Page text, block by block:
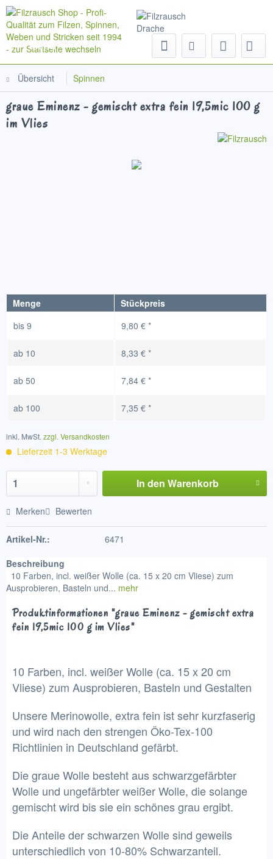
Menü
Übersicht Spinnen
graue Eminenz - gemischt extra fein 19,5mic 100 g
im Vlies
Menge
Stückpreis
bis 9 9,80 € *
ab 10 8,33 € *
ab 50 7,84 € *
ab 100 7,35 € *
inkl. MwSt. zzgl. Versandkosten
Lieferzeit 1-3 Werktage
In den Warenkorb
Merken Bewerten
Artikel-Nr.:
6471
Beschreibung
10 Farben, incl. weißer Wolle (ca. 15 x 20 cm Vliese) zum
Ausprobieren, Basteln und... mehr
Produktinformationen "graue Eminenz - gemischt extra
fein 19,5mic 100 g im Vlies"
10 Farben, incl. weißer Wolle (ca. 15 x 20 cm
Vliese) zum Ausprobieren, Basteln und Gestalten
Unsere Merinowolle, extra fein ist sehr kurzfaserig
und wird nach den strengen Öko-Tex-100
Richtlinien in Deutschland gefärbt.
Die graue Wolle besteht aus schwarzgefärbter
Wolle und ungefärbter weißer Wolle, die solange
gemischt wird bis sie ein schönes grau ergibt.
Die Anteile der schwarzen Wolle sind geweils
unterschiedlich von 10-80% Schwarzanteil.